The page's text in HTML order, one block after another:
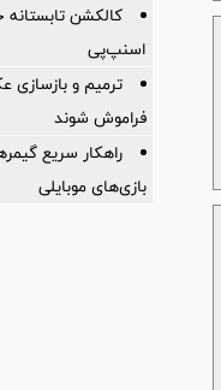
کالکشن تابستانه
اسنپ‌پی
ترمیم و بازسازی
فراموش شوند
راهکار سریع
بازی‌های موبایلی